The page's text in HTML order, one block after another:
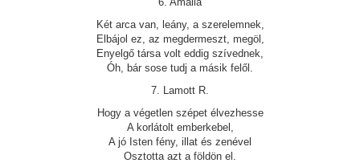
Két arca van, leány, a szerelemnek,
Elbájol ez, az megdermeszt, megöl,
Enyelgő társa volt eddig szívednek,
Óh, bár sose tudj a másik felől.
7. Lamott R.
Hogy a végetlen szépet élvezhesse
A korlátolt emberkebel,
A jó Isten fény, illat és zenével
Osztotta azt a földön el.